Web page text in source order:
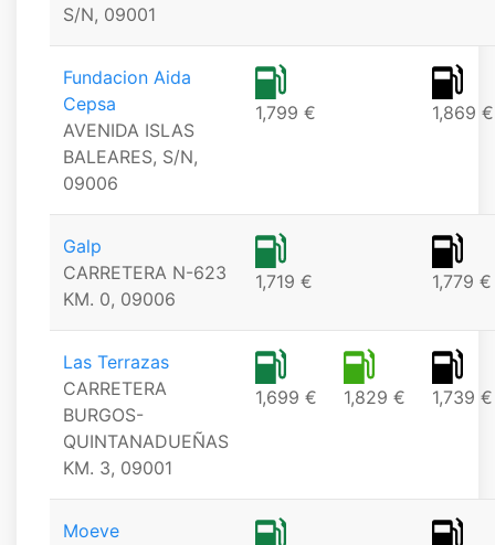
S/N, 09001
Fundacion Aida
Cepsa
AVENIDA ISLAS
BALEARES, S/N,
09006
1,799 € 1,869 €
Galp
CARRETERA N-623
KM. 0, 09006
1,719 € 1,779 €
Las Terrazas
CARRETERA
BURGOS-
QUINTANADUEÑAS
KM. 3, 09001
1,699 € 1,829 € 1,739 €
Moeve